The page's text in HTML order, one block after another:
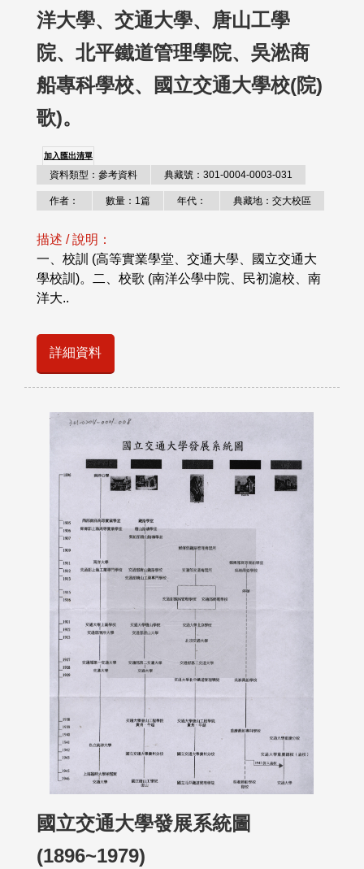
洋大學、交通大學、唐山工學
院、北平鐵道管理學院、吳淞商
船專科學校、國立交通大學校(院)
歌)。
加入匯出清單
資料類型：參考資料 典藏號：301-0004-0003-031
作者： 數量：1篇 年代： 典藏地：交大校區
描述 / 說明：
一、校訓 (高等實業學堂、交通大學、國立交通大
學校訓)。二、校歌 (南洋公學中院、民初滬校、南
洋大..
詳細資料
國立交通大學發展系統圖
(1896~1979)